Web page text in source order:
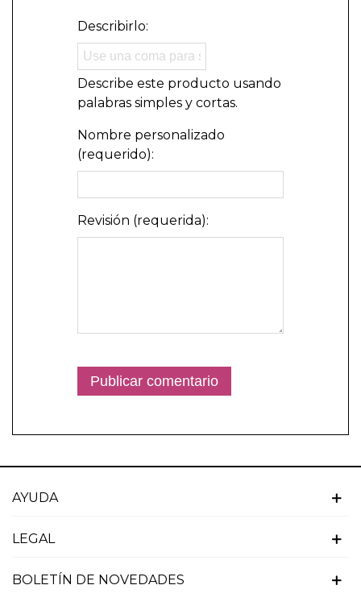
Describirlo:
Describe este producto usando
palabras simples y cortas.
Nombre personalizado
(requerido):
Revisión (requerida):
AYUDA
LEGAL
BOLETÍN DE NOVEDADES